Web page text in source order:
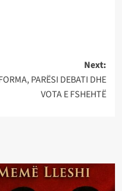
Next:
PARËSI DEBATI DHE
VOTA E FSHEHTË